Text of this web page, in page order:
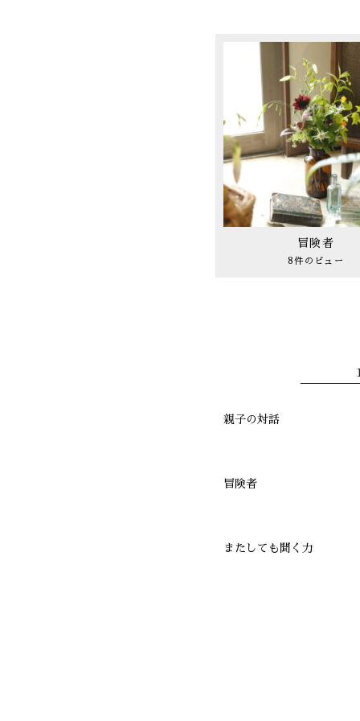
冒険者
8件のビュー
親子の対話
冒険者
またしても聞く力